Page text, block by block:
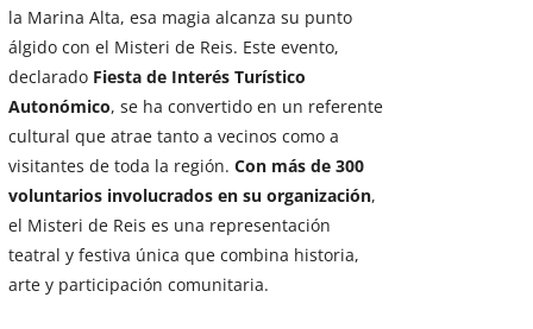
la Marina Alta, esa magia alcanza su punto
álgido con el Misteri de Reis. Este evento,
declarado Fiesta de Interés Turístico
Autonómico, se ha convertido en un referente
cultural que atrae tanto a vecinos como a
visitantes de toda la región.Con más de 300
voluntarios involucrados en su organización,
el Misteri de Reis es una representación
teatral y festiva única que combina historia,
arte y participación comunitaria.